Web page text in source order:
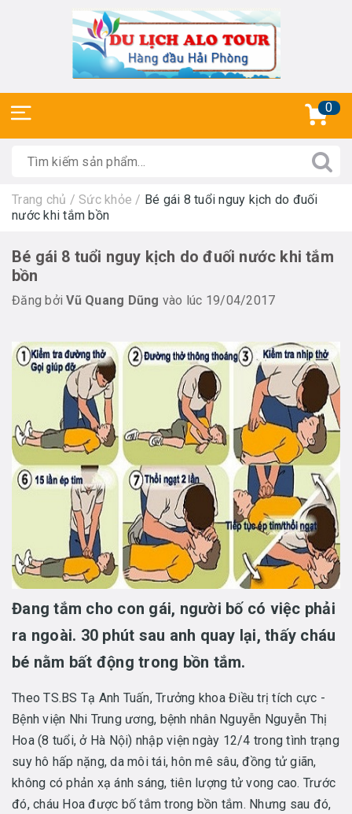
0
Trang chủ / Sức khỏe / Bé gái 8 tuổi nguy kịch do đuối
nước khi tắm bồn
Bé gái 8 tuổi nguy kịch do đuối nước khi tắm
bồn
Đăng bởiVũ Quang Dũng vào lúc 19/04/2017
Đang tắm cho con gái, người bố có việc phải
ra ngoài. 30 phút sau anh quay lại, thấy cháu
bé nằm bất động trong bồn tắm.
Theo TS.BS Tạ Anh Tuấn, Trưởng khoa Điều trị tích cực -
Bệnh viện Nhi Trung ương, bệnh nhân Nguyễn Nguyễn Thị
Hoa (8 tuổi, ở Hà Nội) nhập viện ngày 12/4 trong tình trạng
suy hô hấp nặng, da môi tái, hôn mê sâu, đồng tử giãn,
không có phản xạ ánh sáng, tiên lượng tử vong cao. Trước
đó, cháu Hoa được bố tắm trong bồn tắm. Nhưng sau đó,